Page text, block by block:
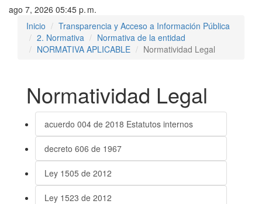
ago 7, 2026 05:45 p. m.
Inicio
Transparencia y Acceso a Información Pública
2. Normativa
Normativa de la entidad
NORMATIVA APLICABLE
Normatividad Legal
Normatividad Legal
acuerdo 004 de 2018 Estatutos internos
decreto 606 de 1967
Ley 1505 de 2012
Ley 1523 de 2012